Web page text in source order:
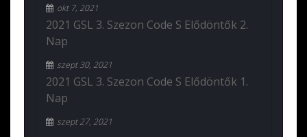
okt 7, 2021
2021 GSL 3. Szezon Code S Elődöntők 2.
Nap
szept 30, 2021
2021 GSL 3. Szezon Code S Elődöntők 1.
Nap
szept 27, 2021